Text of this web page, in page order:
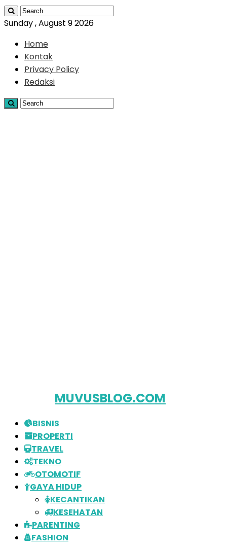
Sunday , August 9 2026
Home
Kontak
Privacy Policy
Redaksi
MUVUSBLOG.COM
BISNIS
PROPERTI
TRAVEL
TEKNO
OTOMOTIF
GAYA HIDUP
KECANTIKAN
KESEHATAN
PARENTING
FASHION